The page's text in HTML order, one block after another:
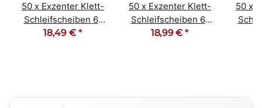
50 x Exzenter Klett-
Schleifscheiben 6-
Loch Korn 240
18,49 €*
50 x Exzenter Klett-
Schleifscheiben 6-
Loch Korn 80
18,99 €*
50 x